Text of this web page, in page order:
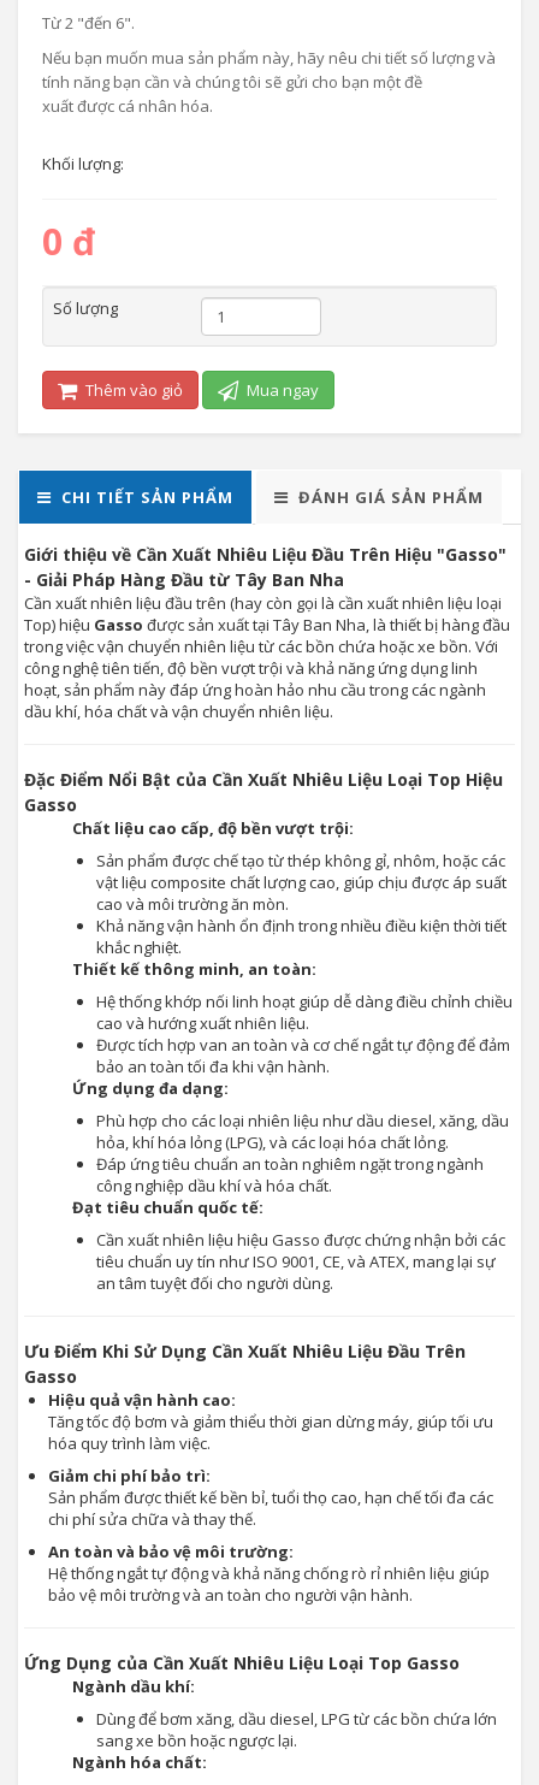
Từ 2 "đến 6".
Nếu bạn muốn mua sản phẩm này, hãy nêu chi tiết số lượng và
tính năng bạn cần và chúng tôi sẽ gửi cho bạn một đề
xuất được cá nhân hóa.
Khối lượng:
0 đ
Số lượng
Thêm vào giỏ Mua ngay
CHI TIẾT SẢN PHẨM ĐÁNH GIÁ SẢN PHẨM
Giới thiệu về Cần Xuất Nhiêu Liệu Đầu Trên Hiệu "Gasso"
- Giải Pháp Hàng Đầu từ Tây Ban Nha
Cần xuất nhiên liệu đầu trên (hay còn gọi là cần xuất nhiên liệu loại
Top) hiệu Gasso được sản xuất tại Tây Ban Nha, là thiết bị hàng đầu
trong việc vận chuyển nhiên liệu từ các bồn chứa hoặc xe bồn. Với
công nghệ tiên tiến, độ bền vượt trội và khả năng ứng dụng linh
hoạt, sản phẩm này đáp ứng hoàn hảo nhu cầu trong các ngành
dầu khí, hóa chất và vận chuyển nhiên liệu.
Đặc Điểm Nổi Bật của Cần Xuất Nhiêu Liệu Loại Top Hiệu
Gasso
Chất liệu cao cấp, độ bền vượt trội:
Sản phẩm được chế tạo từ thép không gỉ, nhôm, hoặc các
vật liệu composite chất lượng cao, giúp chịu được áp suất
cao và môi trường ăn mòn.
Khả năng vận hành ổn định trong nhiều điều kiện thời tiết
khắc nghiệt.
Thiết kế thông minh, an toàn:
Hệ thống khớp nối linh hoạt giúp dễ dàng điều chỉnh chiều
cao và hướng xuất nhiên liệu.
Được tích hợp van an toàn và cơ chế ngắt tự động để đảm
bảo an toàn tối đa khi vận hành.
Ứng dụng đa dạng:
Phù hợp cho các loại nhiên liệu như dầu diesel, xăng, dầu
hỏa, khí hóa lỏng (LPG), và các loại hóa chất lỏng.
Đáp ứng tiêu chuẩn an toàn nghiêm ngặt trong ngành
công nghiệp dầu khí và hóa chất.
Đạt tiêu chuẩn quốc tế:
Cần xuất nhiên liệu hiệu Gasso được chứng nhận bởi các
tiêu chuẩn uy tín như ISO 9001, CE, và ATEX, mang lại sự
an tâm tuyệt đối cho người dùng.
Ưu Điểm Khi Sử Dụng Cần Xuất Nhiêu Liệu Đầu Trên
Gasso
Hiệu quả vận hành cao:
Tăng tốc độ bơm và giảm thiểu thời gian dừng máy, giúp tối ưu
hóa quy trình làm việc.
Giảm chi phí bảo trì:
Sản phẩm được thiết kế bền bỉ, tuổi thọ cao, hạn chế tối đa các
chi phí sửa chữa và thay thế.
An toàn và bảo vệ môi trường:
Hệ thống ngắt tự động và khả năng chống rò rỉ nhiên liệu giúp
bảo vệ môi trường và an toàn cho người vận hành.
Ứng Dụng của Cần Xuất Nhiêu Liệu Loại Top Gasso
Ngành dầu khí:
Dùng để bơm xăng, dầu diesel, LPG từ các bồn chứa lớn
sang xe bồn hoặc ngược lại.
Ngành hóa chất: